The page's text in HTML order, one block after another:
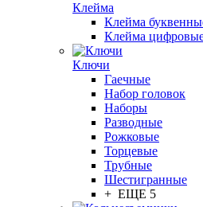
Клейма
Клейма
Клейма
Ключи
Гаечные
Набор головок
Наборы
Разводные
Рожковые
Торцевые
Трубные
Шестигранные
+ ЕЩЕ 5